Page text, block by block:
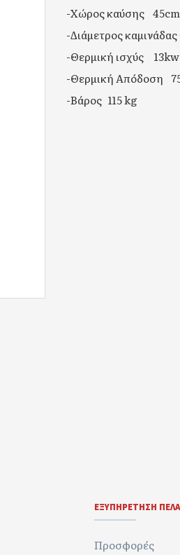
-Χώρος καύσης
-Διάμετρος
-Θερμική ισχύς 13kw
-Θερμική Απόδοση
-Βάρος 115 kg
ΕΞΥΠΗΡΈΤΗΣΗ
Προσφορές